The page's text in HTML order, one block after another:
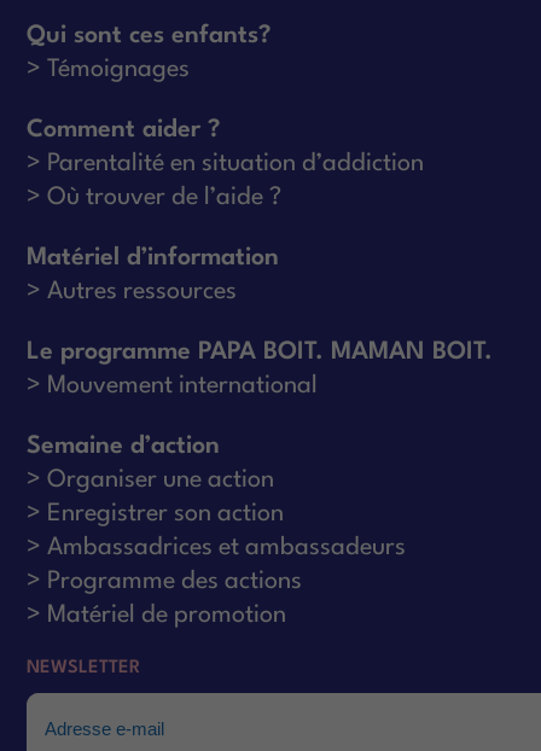
Qui sont ces enfants?
Témoignages
Comment aider ?
Parentalité en situation d’addiction
Où trouver de l’aide ?
Matériel d’information
Autres ressources
Le programme PAPA BOIT. MAMAN BOIT.
Mouvement international
Semaine d’action
Organiser une action
Enregistrer son action
Ambassadrices et ambassadeurs
Programme des actions
Matériel de promotion
NEWSLETTER
Email